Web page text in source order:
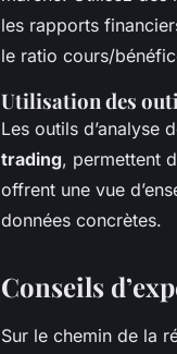
les rapports
le ratio cours/
Utilisation des
Les outils d’analyse
trading, permettent
offrent une vue
données concrètes.
Conseils
Sur le chemin de la